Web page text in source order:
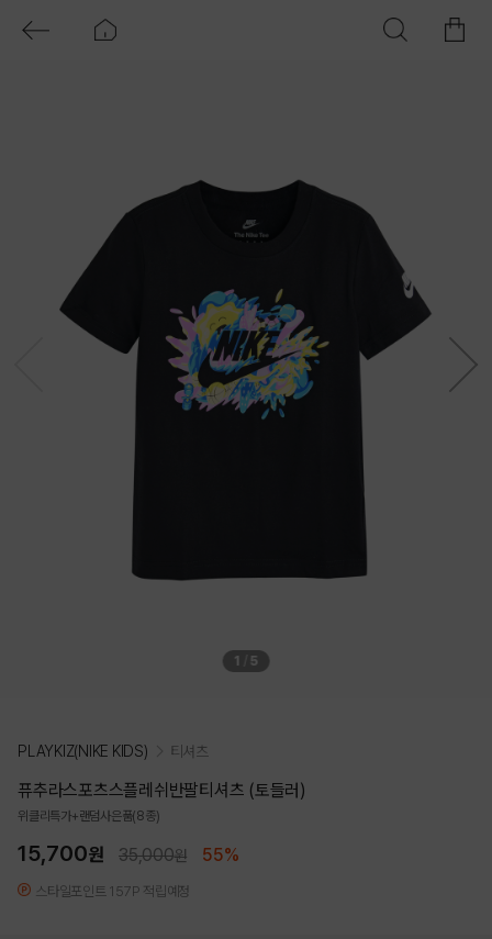
1 5
PLAYKIZ(NIKE KIDS) 티셔츠
퓨추라스포츠스플레쉬반팔티셔츠 (토들러)
위클리특가+랜덤사은품(8종)
15,700원 35,000원 55%
스타일포인트 157P 적립예정